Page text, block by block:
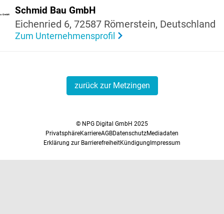
Schmid Bau GmbH
Eichen­ried 6, 72587 Römer­stein, Deutsch­land
Zum Unternehmensprofil
zurück zur Metzingen
© NPG Digital GmbH 2025
PrivatsphäreKarriereAGBDatenschutzMediadaten
Erklärung zur BarrierefreiheitKündigungImpressum